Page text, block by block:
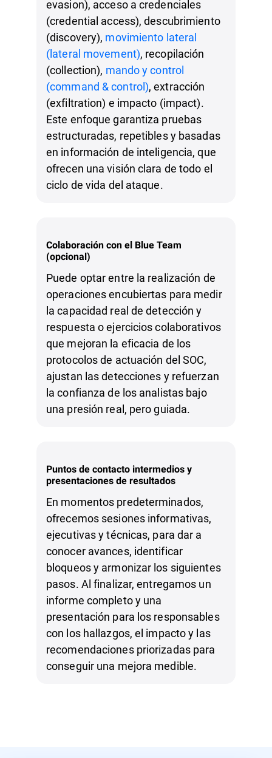
evasion), acceso a credenciales
(credential access), descubrimiento
(discovery), movimiento lateral
(lateral movement), recopilación
(collection), mando y control
(command & control), extracción
(exfiltration) e impacto (impact).
Este enfoque garantiza pruebas
estructuradas, repetibles y basadas
en información de inteligencia, que
ofrecen una visión clara de todo el
ciclo de vida del ataque.
Colaboración con el Blue Team
(opcional)
Puede optar entre la realización de
operaciones encubiertas para medir
la capacidad real de detección y
respuesta o ejercicios colaborativos
que mejoran la eficacia de los
protocolos de actuación del SOC,
ajustan las detecciones y refuerzan
la confianza de los analistas bajo
una presión real, pero guiada.
Puntos de contacto intermedios y
presentaciones de resultados
En momentos predeterminados,
ofrecemos sesiones informativas,
ejecutivas y técnicas, para dar a
conocer avances, identificar
bloqueos y armonizar los siguientes
pasos. Al finalizar, entregamos un
informe completo y una
presentación para los responsables
con los hallazgos, el impacto y las
recomendaciones priorizadas para
conseguir una mejora medible.